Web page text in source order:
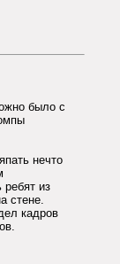
было с
нечто
ребят из
стене.
кадров